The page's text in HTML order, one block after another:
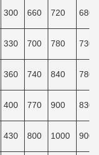
300 660 720 680
330 700 780 730
360 740 840 780
400 770 900 830
430 800 1000 900